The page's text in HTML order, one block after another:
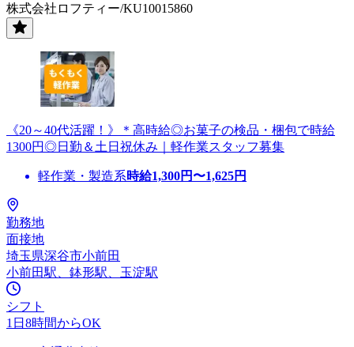
株式会社ロフティー/KU10015860
《20～40代活躍！》＊高時給◎お菓子の検品・梱包で時給
1300円◎日勤＆土日祝休み｜軽作業スタッフ募集
軽作業・製造系時給1,300円〜1,625円
勤務地
面接地
埼玉県深谷市小前田
小前田駅、鉢形駅、玉淀駅
シフト
1日8時間からOK